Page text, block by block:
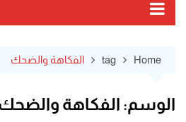
Home
tag الفكاهة والضحك
الوسم: الفكاهة